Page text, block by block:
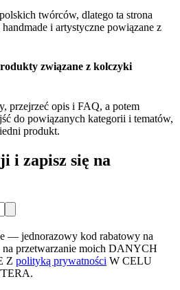
twórców, dlatego ta strona
i artystyczne powiązane z
związane z kolczyki
przejrzeć opis i FAQ, a potem
do powiązanych kategorii i tematów,
produkt.
i zapisz się na
— jednorazowy kod rabatowy na
na przetwarzanie moich DANYCH
Z polityką prywatności W CELU